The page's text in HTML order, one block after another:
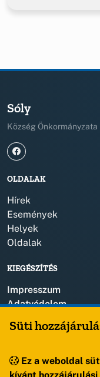
Sóly
Község Önkormányzata
OLDALAK
Hírek
Események
Helyek
Oldalak
KIEGÉSZÍTÉS
Impresszum
Adatvédelem
+36 88 459 150
Süti
Ez a weboldal